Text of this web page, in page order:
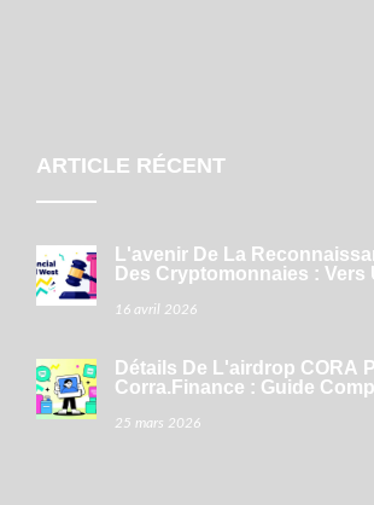
ARTICLE RÉCENT
L'avenir De La
Des Cryptomonnaies : Vers
16 avril 2026
Détails De L'airdrop CORA
Corra.Finance : Guide
25 mars 2026